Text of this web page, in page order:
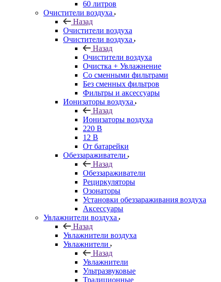
60 литров
Очистители воздуха
Назад
Очистители воздуха
Очистители воздуха
Назад
Очистители воздуха
Очистка + Увлажнение
Cо сменными фильтрами
Без сменных фильтров
Фильтры и аксессуары
Ионизаторы воздуха
Назад
Ионизаторы воздуха
220 В
12 В
От батарейки
Обеззараживатели
Назад
Обеззараживатели
Рециркуляторы
Озонаторы
Установки обеззараживания воздуха
Аксессуары
Увлажнители воздуха
Назад
Увлажнители воздуха
Увлажнители
Назад
Увлажнители
Ультразвуковые
Традиционные